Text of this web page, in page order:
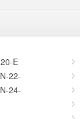
E
22-
24-